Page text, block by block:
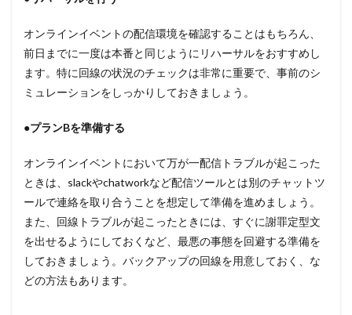
オンラインイベントの配信環境を確認することはもちろん、
前日までに一度は本番と同じようにリハーサルをおすすめし
ます。特に回線の状況のチェックは非常に重要で、事前のシ
ミュレーションをしっかりしておきましょう。
●プランBを準備する
オンラインイベントにおいて万が一配信トラブルが起こった
ときは、slackやchatworkなど配信ツールとは別のチャットツ
ールで連絡を取り合うことを想定して準備を進めましょう。
また、回線トラブルが起こったときには、すぐに謝罪定型文
を出せるようにしておくなど、最悪の事態を回避する準備を
しておきましょう。バックアップの回線を用意しておく、な
どの方法もあります。